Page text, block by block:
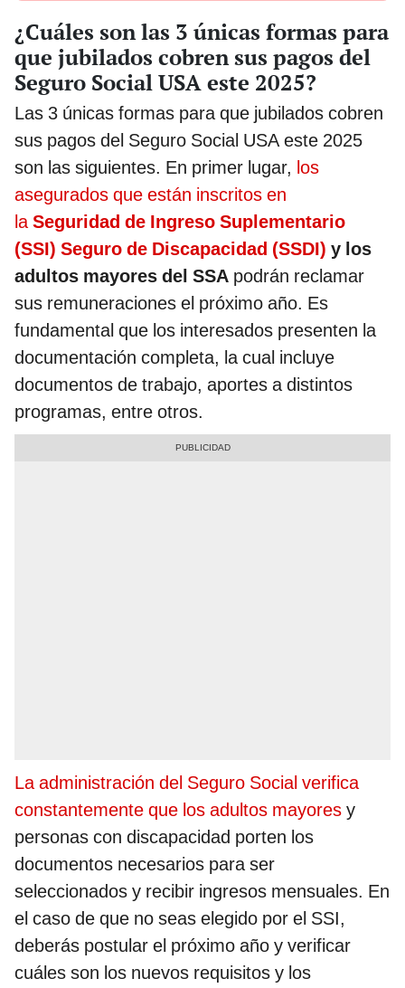
¿Cuáles son las 3 únicas formas para
que jubilados cobren sus pagos del
Seguro Social USA este 2025?
Las 3 únicas formas para que jubilados cobren
sus pagos del Seguro Social USA este 2025
son las siguientes. En primer lugar, los
asegurados que están inscritos en
laSeguridad de Ingreso Suplementario
(SSI) Seguro de Discapacidad (SSDI) y los
adultos mayores del SSA podrán reclamar
sus remuneraciones el próximo año. Es
fundamental que los interesados presenten la
documentación completa, la cual incluye
documentos de trabajo, aportes a distintos
programas, entre otros.
La administración del Seguro Social verifica
constantemente que los adultos mayores y
personas con discapacidad porten los
documentos necesarios para ser
seleccionados y recibir ingresos mensuales. En
el caso de que no seas elegido por el SSI,
deberás postular el próximo año y verificar
cuáles son los nuevos requisitos y los